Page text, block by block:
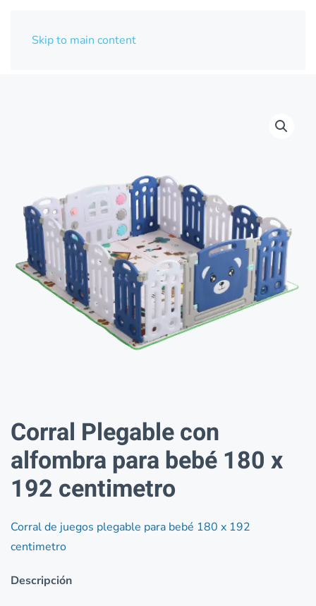
Skip to main content
Corral Plegable con
alfombra para bebé 180 x
192 centimetro
Corral de juegos plegable para bebé 180 x 192
centimetro
Descripción